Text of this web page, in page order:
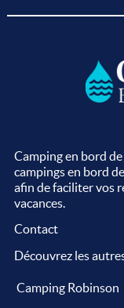
Camping en bord
campings en bord
afin de faciliter vos
vacances.
Contact
Découvrez les
Camping Robinson